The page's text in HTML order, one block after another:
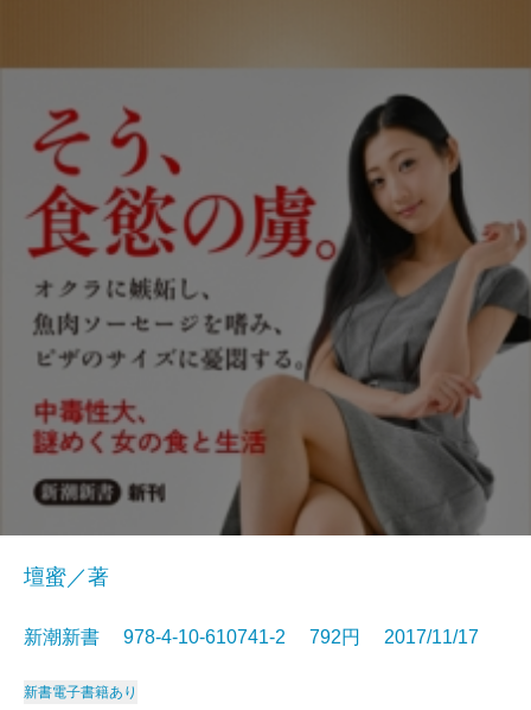
壇蜜／著
新潮新書 978-4-10-610741-2 792円 2017/11/17
新書電子書籍あり